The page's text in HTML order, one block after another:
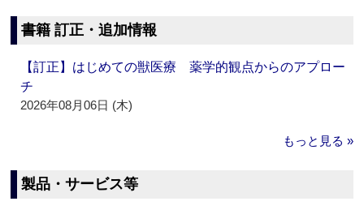
書籍 訂正・追加情報
【訂正】はじめての獣医療 薬学的観点からのアプロー
チ
2026年08月06日 (木)
もっと見る »
製品・サービス等